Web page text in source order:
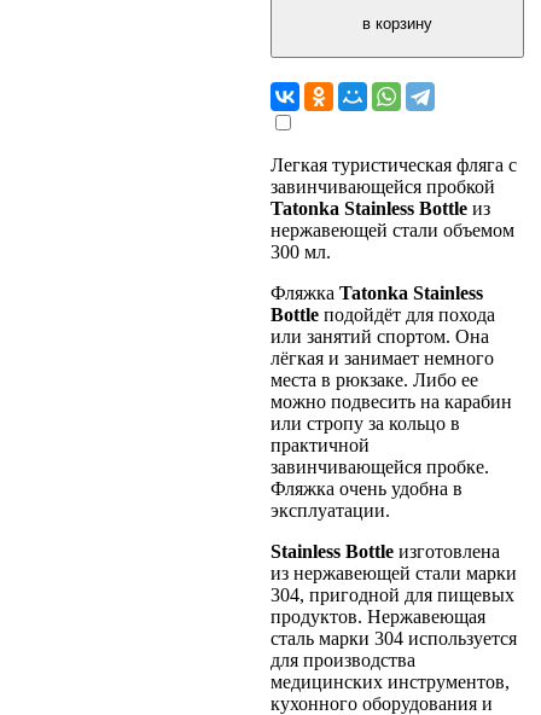
Легкая туристическая фляга с
завинчивающейся пробкой
Tatonka Stainless Bottle из
нержавеющей стали объемом
300 мл.
Фляжка Tatonka Stainless
Bottle подойдёт для похода
или занятий спортом. Она
лёгкая и занимает немного
места в рюкзаке. Либо ее
можно подвесить на карабин
или стропу за кольцо в
практичной
завинчивающейся пробке.
Фляжка очень удобна в
эксплуатации.
Stainless Bottle изготовлена
из нержавеющей стали марки
304, пригодной для пищевых
продуктов. Нержавеющая
сталь марки 304 используется
для производства
медицинских инструментов,
кухонного оборудования и